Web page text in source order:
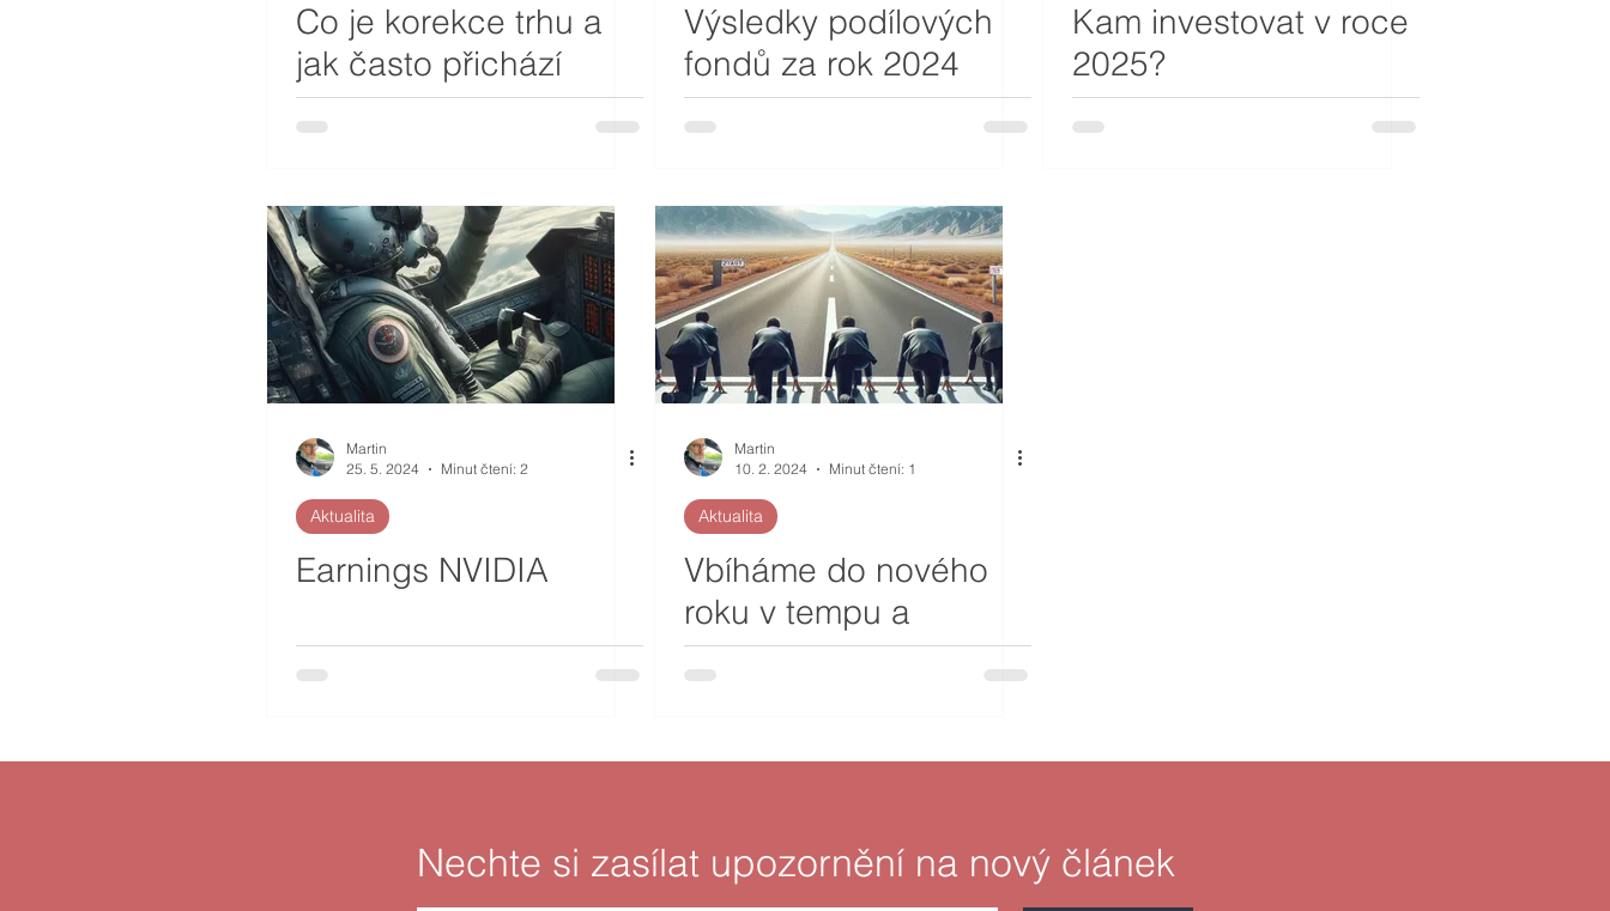
Co je korekce trhu a
jak často přichází
Výsledky podílových
fondů za rok 2024
Kam investovat v roce
2025?
Martin
25. 5. 2024
Minut čtení: 2
Aktualita
Earnings NVIDIA
Martin
10. 2. 2024
Minut čtení: 1
Aktualita
Vbíháme do nového
roku v tempu a
sentimentu ze závěru
Nechte si zasílat upozornění na nový článek